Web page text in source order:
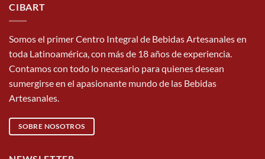
CIBART
Somos el primer Centro Integral de Bebidas Artesanales en
toda Latinoamérica, con más de 18 años de experiencia.
Contamos con todo lo necesario para quienes desean
sumergirse en el apasionante mundo de las Bebidas
Artesanales.
SOBRE NOSOTROS